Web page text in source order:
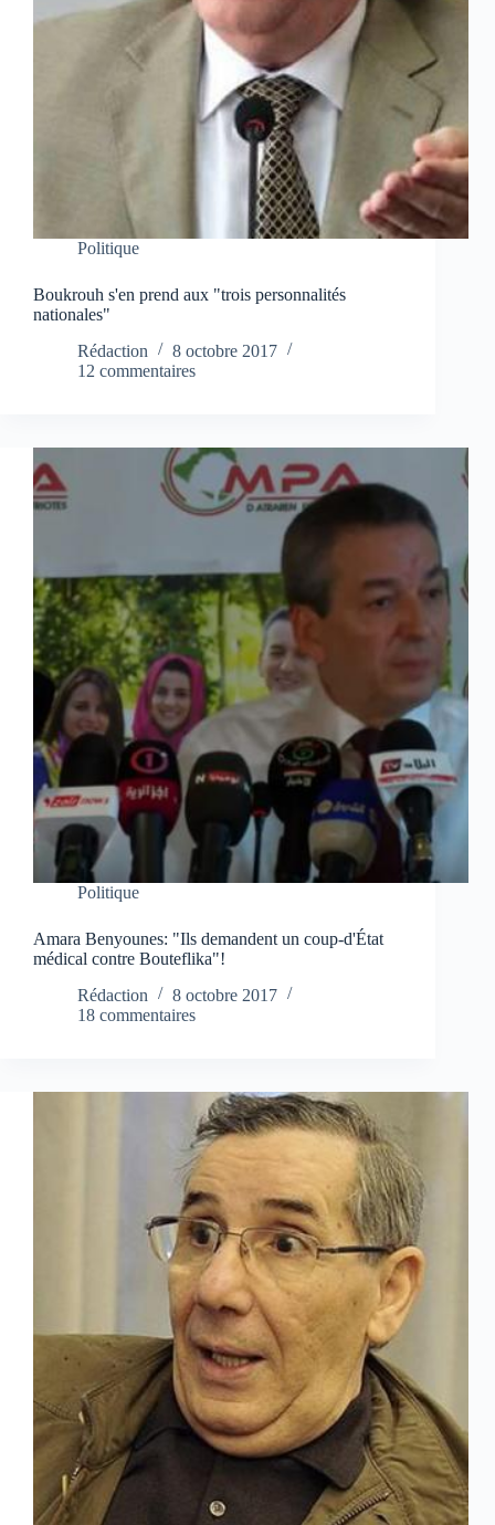
Politique
Boukrouh s'en prend aux "trois personnalités
nationales"
Rédaction
8 octobre 2017
12 commentaires
Politique
Amara Benyounes: "Ils demandent un coup-d'État
médical contre Bouteflika"!
Rédaction
8 octobre 2017
18 commentaires